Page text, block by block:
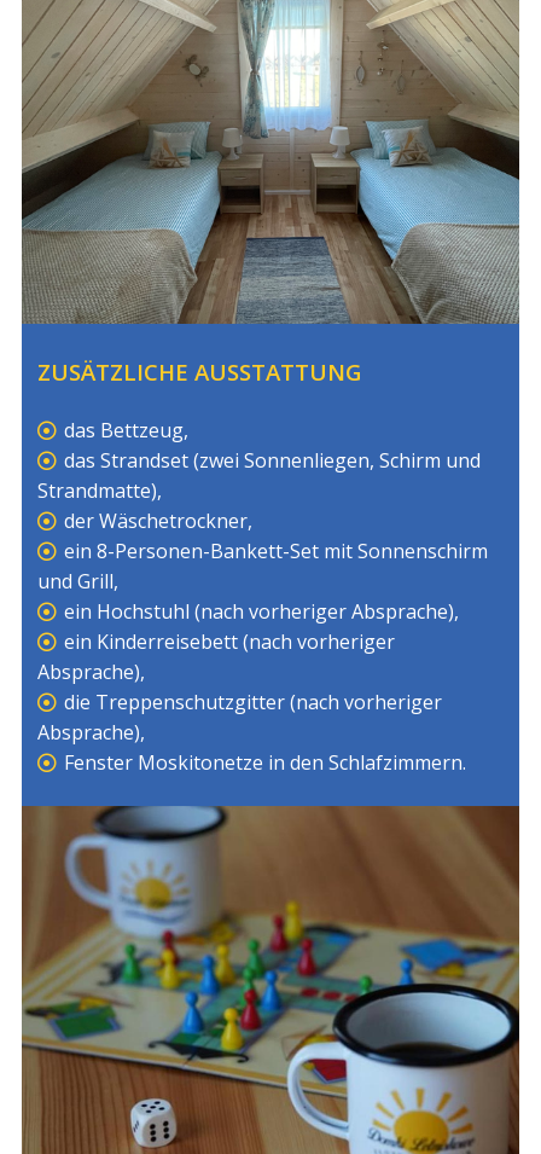
ZUSÄTZLICHE AUSSTATTUNG
das Bettzeug,
das Strandset (zwei Sonnenliegen, Schirm und
Strandmatte),
der Wäschetrockner,
ein 8-Personen-Bankett-Set mit Sonnenschirm
und Grill,
ein Hochstuhl (nach vorheriger Absprache),
ein Kinderreisebett (nach vorheriger
Absprache),
die Treppenschutzgitter (nach vorheriger
Absprache),
Fenster Moskitonetze in den Schlafzimmern.